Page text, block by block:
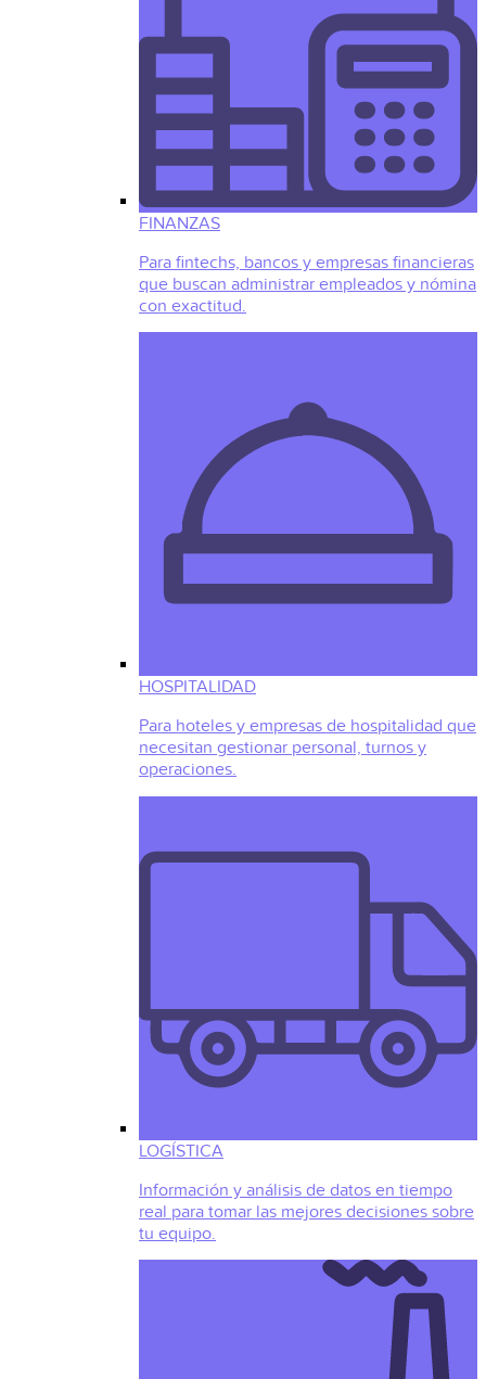
FINANZAS
Para fintechs, bancos y empresas financieras
que buscan administrar empleados y nómina
con exactitud.
HOSPITALIDAD
Para hoteles y empresas de hospitalidad que
necesitan gestionar personal, turnos y
operaciones.
LOGÍSTICA
Información y análisis de datos en tiempo
real para tomar las mejores decisiones sobre
tu equipo.